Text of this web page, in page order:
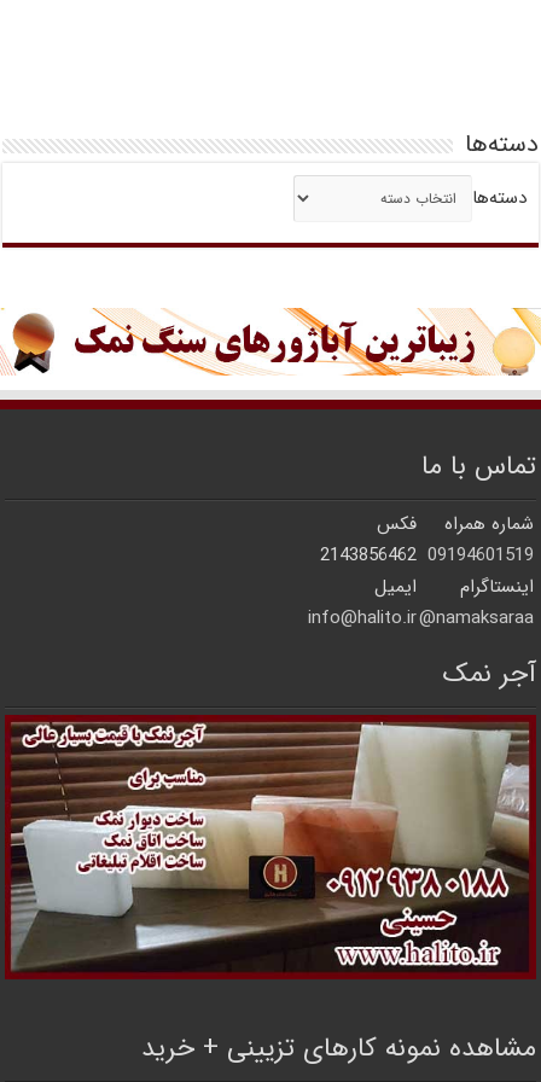
دسته‌ها
دسته‌ها
تماس با ما
شماره همراه
فکس
09194601519
2143856462
اینستاگرام
ایمیل
namaksaraa@
info@halito.ir
آجر نمک
مشاهده نمونه کارهای تزیینی + خرید